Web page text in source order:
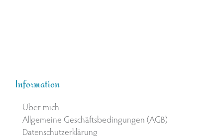
Information
Über mich
Allgemeine Geschäftsbedingungen (AGB)
Datenschutzerklärung